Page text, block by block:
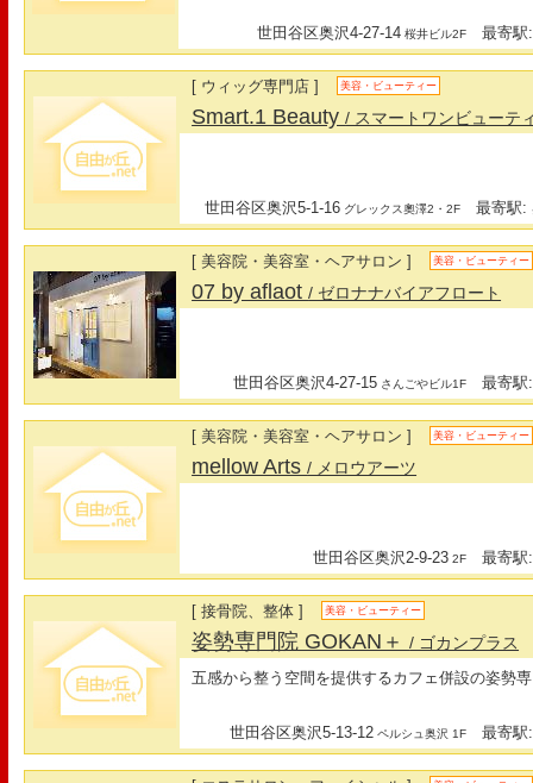
世田谷区奥沢4-27-14 桜井ビル2F 最寄駅:
[ ウィッグ専門店 ] 美容・ビューティー
Smart.1 Beauty/ スマートワンビューテ
世田谷区奥沢5-1-16 グレックス奧澤2・2F 最寄駅:
[ 美容院・美容室・ヘアサロン ] 美容・ビューティー
07 by aflaot/ ゼロナナバイアフロート
世田谷区奥沢4-27-15 さんごやビル1F 最寄駅:
[ 美容院・美容室・ヘアサロン ] 美容・ビューティー
mellow Arts/ メロウアーツ
世田谷区奥沢2-9-23 2F 最寄駅:
[ 接骨院、整体 ] 美容・ビューティー
姿勢専門院 GOKAN＋/ ゴカンプラス
五感から整う空間を提供するカフェ併設の姿勢
世田谷区奥沢5-13-12 ペルシュ奥沢 1F 最寄駅: